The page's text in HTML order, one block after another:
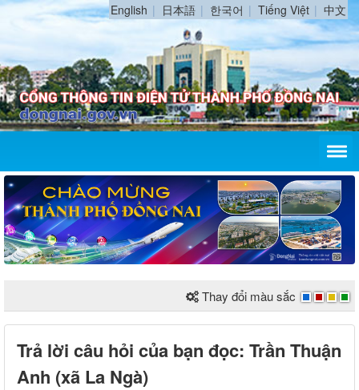
English 日本語 한국어 Tiếng Việt 中文
Thay đổi màu sắc
Trả lời câu hỏi của bạn đọc: Trần Thuận
Anh (xã La Ngà)